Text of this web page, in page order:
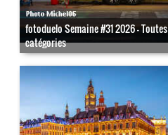
fotoduelo Semaine #31 2026 - Toutes
catégories